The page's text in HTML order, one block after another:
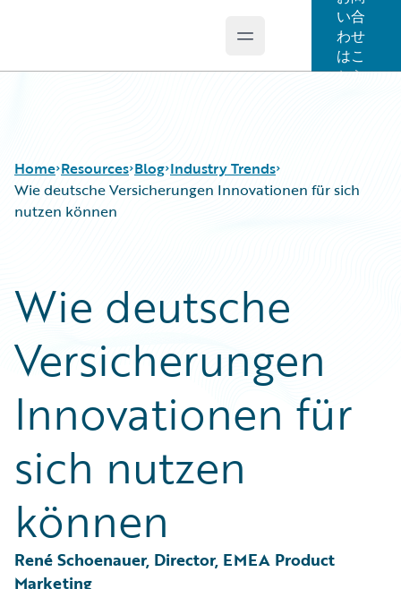
Open main menu
い合
わせ
はこ
ちら
Home Resources
Podcasts
Blog
Help and Support
Insurance Technology FAQ
Blog
Careers
Customer Viewpoint
Developers
General Interest
Partner Perspective
Technology
Trends
Industry Trends
Wie deutsche Versicherungen Innovationen für sich
nutzen können
Wie deutsche
Versicherungen
Innovationen für
sich nutzen
können
René Schoenauer, Director, EMEA Product
Marketing